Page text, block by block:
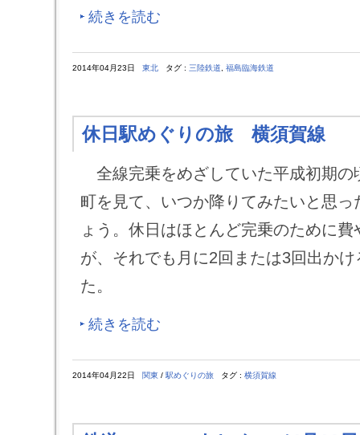
続きを読む
2014年04月23日 東北 タグ : 三陸鉄道 福島臨海鉄道
休日駅めぐりの旅 横須賀線
全線完乗をめざしていた平成初期の
町を見て、いつか降りてみたいと思
ょう。休日はほとんど完乗のために
が、それでも月に2回または3回出か
た。
続きを読む
2014年04月22日 関東 / 駅めぐりの旅 タグ : 横須賀線